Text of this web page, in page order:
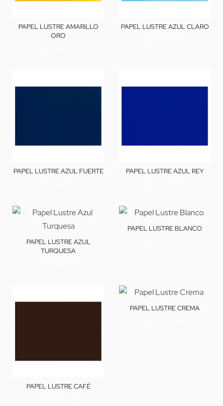
PAPEL LUSTRE AMARILLO
ORO
PAPEL LUSTRE AZUL CLARO
PAPEL LUSTRE AZUL FUERTE PAPEL LUSTRE AZUL REY
PAPEL LUSTRE AZUL
TURQUESA
PAPEL LUSTRE BLANCO
PAPEL LUSTRE CAFÉ
PAPEL LUSTRE CREMA